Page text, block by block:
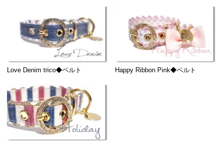
Love Denim trico◆ベルト Happy Ribbon Pink◆ベルト